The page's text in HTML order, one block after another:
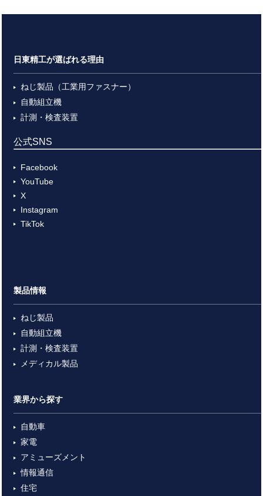
日東精工が選ばれる理由
ねじ製品（工業用ファスナー）
自動組立機
計測・検査装置
公式SNS
Facebook
YouTube
X
Instagram
TikTok
製品情報
ねじ製品
自動組立機
計測・検査装置
メディカル製品
業界から探す
自動車
家電
アミューズメント
情報通信
住宅